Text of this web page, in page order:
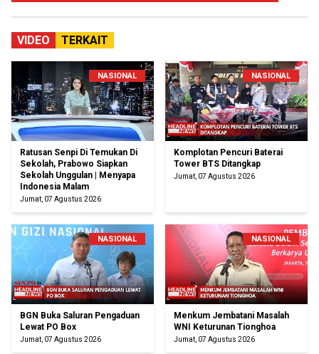
VIDEO TERKAIT
NASIONAL
Ratusan Senpi Di Temukan Di
Sekolah, Prabowo Siapkan
Sekolah Unggulan | Menyapa
Indonesia Malam
Jumat, 07 Agustus 2026
NASIONAL
Komplotan Pencuri Baterai
Tower BTS Ditangkap
Jumat, 07 Agustus 2026
NASIONAL
BGN Buka Saluran Pengaduan
Lewat PO Box
Jumat, 07 Agustus 2026
NASIONAL
Menkum Jembatani Masalah
WNI Keturunan Tionghoa
Jumat, 07 Agustus 2026